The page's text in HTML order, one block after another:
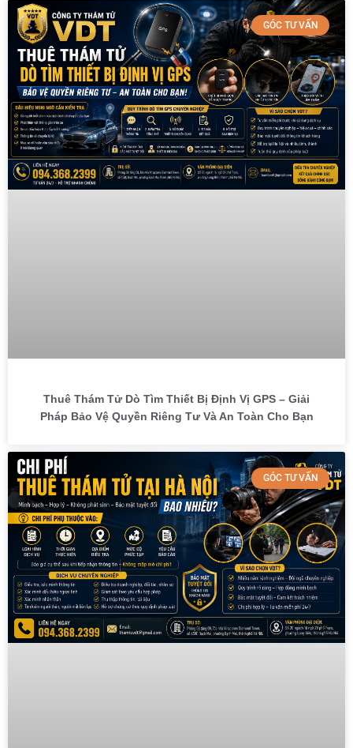
GÓC TƯ VẤN
Thuê Thám Tử Dò Tìm Thiết Bị Định Vị GPS – Giải
Pháp Bảo Vệ Quyền Riêng Tư Và An Toàn Cho Bạn
GÓC TƯ VẤN